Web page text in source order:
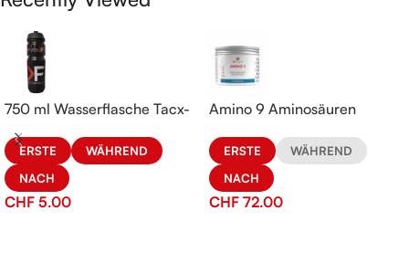
750 ml Wasserflasche Tacx-
KeFORMA
ERSTE
WÄHREND
NACH
CHF 5.00
Amino 9 Aminosäuren
ERSTE
WÄHREND
NACH
CHF 72.00